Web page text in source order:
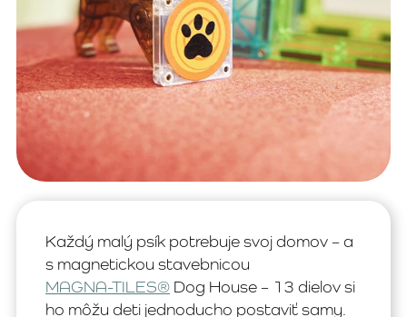
Každý malý psík potrebuje svoj domov – a
s magnetickou stavebnicou
MAGNA-TILES® Dog House – 13 dielov si
ho môžu deti jednoducho postaviť samy.